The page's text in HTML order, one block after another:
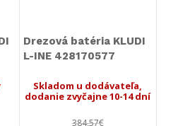
Drezová batéria KLUDI
L-INE 428170577
Skladom u dodávateľa,
dodanie zvyčajne 10-14 dní
384,57€